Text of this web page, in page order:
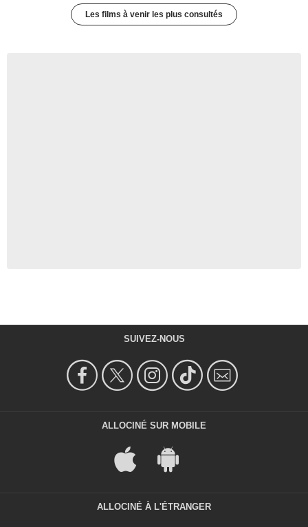
Les films à venir les plus consultés
SUIVEZ-NOUS
ALLOCINÉ SUR MOBILE
ALLOCINÉ À L'ÉTRANGER